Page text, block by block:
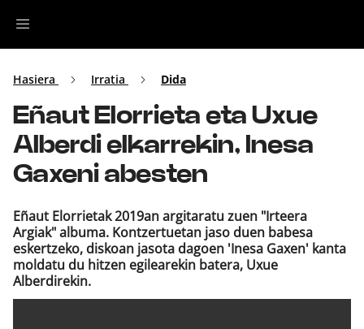
Irratia
Top Gaztea
Podcastak
Musika
Ekitaldiak
Ikus-entzunezkoak
Hasiera Irratia Dida
Eñaut Elorrieta eta Uxue
Alberdi elkarrekin, Inesa
Gaxeni abesten
Eñaut Elorrietak 2019an argitaratu zuen "Irteera
Argiak" albuma. Kontzertuetan jaso duen babesa
eskertzeko, diskoan jasota dagoen 'Inesa Gaxen' kanta
moldatu du hitzen egilearekin batera, Uxue
Alberdirekin.